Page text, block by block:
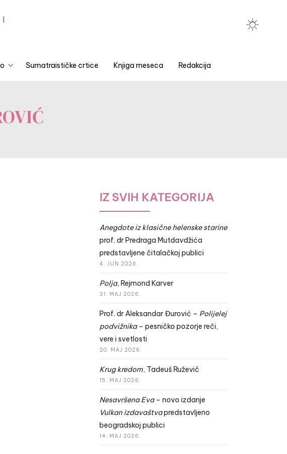
Sumatraističke crtice Knjiga meseca Redakcija
IZ SVIH KATEGORIJA
Anegdote iz klasične helenske starine
prof. dr Predraga Mutdavdžića
predstavljene čitalačkoj publici
4. JUN 2026.
Polja, Rejmond Karver
31. MAJ 2026.
Prof. dr Aleksandar Đurović – Polijelej
podvižnika– pesničko pozorje reči,
vere i svetlosti
20. MAJ 2026.
Krug kredom, Tadeuš Ruževič
15. MAJ 2026.
Nesavršena Eva– novo izdanje
Vulkan izdavaštvapredstavljeno
beogradskoj publici
14. MAJ 2026.